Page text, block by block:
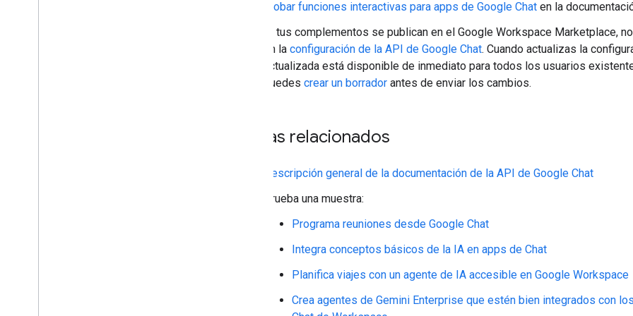
probar funciones interactivas para apps de Google Chat en la
Si tus complementos se publican en el Google Workspace Marketplace,
en la configuración de la API de Google Chat. Cuando actualizas la
actualizada está disponible de inmediato para todos los usuarios
puedes crear un borrador antes de enviar los cambios.
Temas relacionados
Descripción general de la documentación de la API de Google Chat
Prueba una muestra:
Programa reuniones desde Google Chat
Integra conceptos básicos de la IA en apps de Chat
Planifica viajes con un agente de IA accesible en Google Workspace
Crea agentes de Gemini Enterprise que estén bien integrados con